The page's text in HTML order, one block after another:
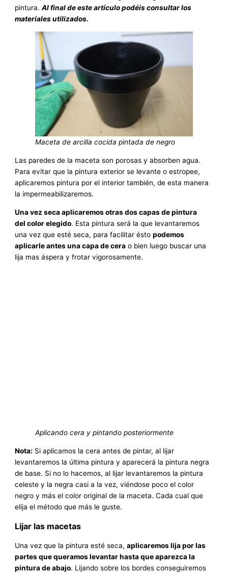
pintura.Al final de este artículo podéis consultar los
materiales utilizados.
Maceta de arcilla cocida pintada de negro
Las paredes de la maceta son porosas y absorben agua.
Para evitar que la pintura exterior se levante o estropee,
aplicaremos pintura por el interior también, de esta manera
la impermeabilizaremos.
Una vez seca aplicaremos otras dos capas de pintura
del color elegido. Esta pintura será la que levantaremos
una vez que esté seca, para facilitar éstopodemos
aplicarle antes una capa de cera o bien luego buscar una
lija mas áspera y frotar vigorosamente.
Aplicando cera y pintando posteriormente
Nota: Si aplicamos la cera antes de pintar, al lijar
levantaremos la última pintura y aparecerá la pintura negra
de base. Si no lo hacemos, al lijar levantaremos la pintura
celeste y la negra casi a la vez, viéndose poco el color
negro y más el color original de la maceta. Cada cual que
elija el método que más le guste.
Lijar las macetas
Una vez que la pintura esté seca,aplicaremos lija por las
partes que queramos levantar hasta que aparezca la
pintura de abajo. Lijando sobre los bordes conseguiremos